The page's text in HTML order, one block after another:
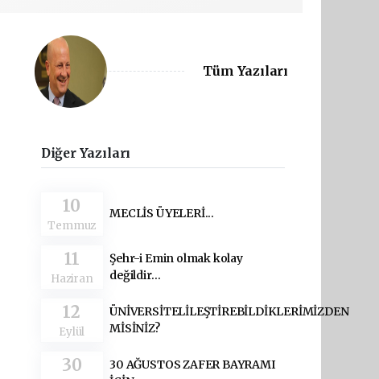
Tüm Yazıları
Diğer Yazıları
10
Temmuz
MECLİS ÜYELERİ...
11
Haziran
Şehr-i Emin olmak kolay
değildir…
12
Eylül
ÜNİVERSİTELİLEŞTİREBİLDİKLERİMİZDEN
MİSİNİZ?
30
30 AĞUSTOS ZAFER BAYRAMI